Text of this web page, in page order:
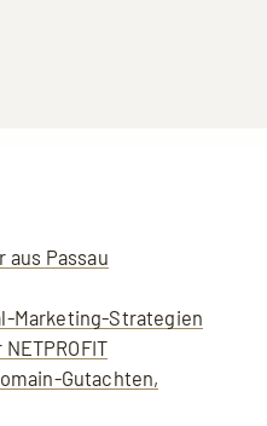
aus Passau
Marketing-Strategien
Gutachten,